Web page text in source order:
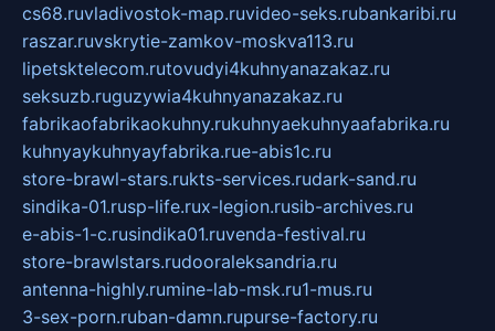
cs68.ruvladivostok-map.ruvideo-seks.rubankaribi.ru
raszar.ruvskrytie-zamkov-moskva113.ru
lipetsktelecom.rutovudyi4kuhnyanazakaz.ru
seksuzb.ruguzywia4kuhnyanazakaz.ru
fabrikaofabrikaokuhny.rukuhnyaekuhnyaafabrika.ru
kuhnyaykuhnyayfabrika.rue-abis1c.ru
store-brawl-stars.rukts-services.rudark-sand.ru
sindika-01.rusp-life.rux-legion.rusib-archives.ru
e-abis-1-c.rusindika01.ruvenda-festival.ru
store-brawlstars.rudooraleksandria.ru
antenna-highly.rumine-lab-msk.ru1-mus.ru
3-sex-porn.ruban-damn.rupurse-factory.ru